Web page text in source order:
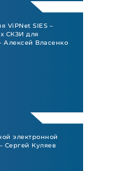
ViPNet SIES –
СКЗИ для
Власенко
электронной
Сергей Куляев